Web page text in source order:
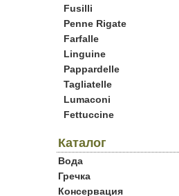
Fusilli
Penne Rigate
Farfalle
Linguine
Pappardelle
Tagliatelle
Lumaconi
Fettuccine
Каталог
Вода
Гречка
Консервация